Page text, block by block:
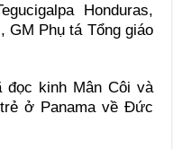
Honduras,
GM Phụ tá Tổng giáo
kinh Mân Côi và
ở Panama về Đức